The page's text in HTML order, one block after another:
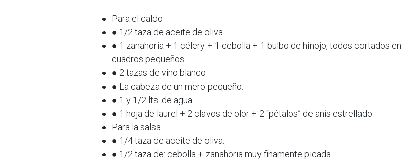
Para el caldo
● 1/2 taza de aceite de oliva.
● 1 zanahoria + 1 célery + 1 cebolla + 1 bulbo de hinojo, todos cortados en
cuadros pequeños.
● 2 tazas de vino blanco.
● La cabeza de un mero pequeño.
● 1 y 1/2 lts. de agua.
● 1 hoja de laurel + 2 clavos de olor + 2 “pétalos” de anís estrellado.
Para la salsa
● 1/4 taza de aceite de oliva.
● 1/2 taza de: cebolla + zanahoria muy finamente picada.